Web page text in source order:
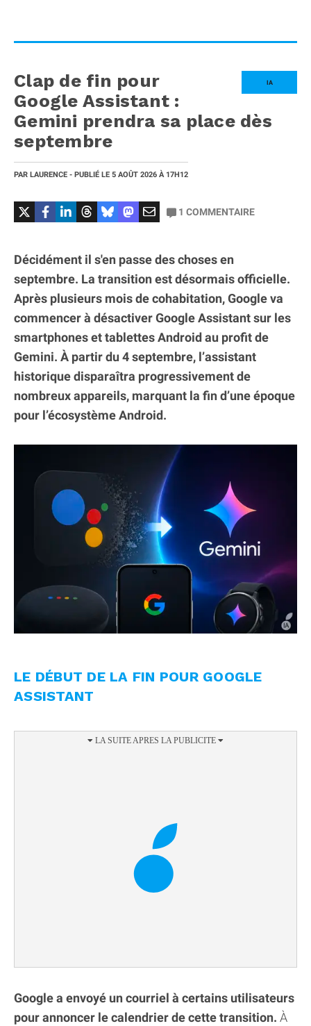
IA
Clap de fin pour
Google Assistant :
Gemini prendra sa place dès
septembre
PAR LAURENCE - PUBLIÉ LE 5 AOÛT 2026 À 17H12
1 COMMENTAIRE
Décidément il s'en passe des choses en
septembre. La transition est désormais officielle.
Après plusieurs mois de cohabitation, Google va
commencer à désactiver Google Assistant sur les
smartphones et tablettes Android au profit de
Gemini. À partir du 4 septembre, l’assistant
historique disparaîtra progressivement de
nombreux appareils, marquant la fin d’une époque
pour l’écosystème Android.
LE DÉBUT DE LA FIN POUR GOOGLE
ASSISTANT
Google a envoyé un courriel à certains utilisateurs
pour annoncer le calendrier de cette transition. À